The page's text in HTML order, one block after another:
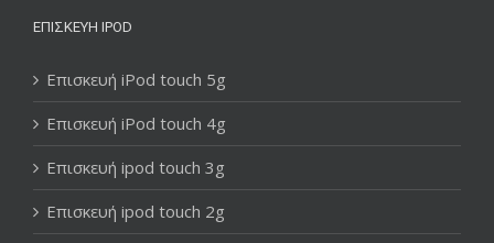
ΕΠΙΣΚΕΥΉ IPOD
Επισκευή iPod touch 5g
Επισκευή iPod touch 4g
Επισκευή ipod touch 3g
Επισκευή ipod touch 2g